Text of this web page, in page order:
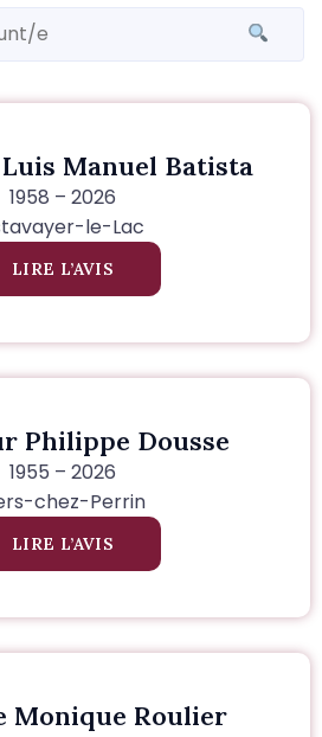
Manuel Batista
1958 – 2026
le-Lac
LIRE L’AVIS
Philippe Dousse
1955 – 2026
chez-Perrin
LIRE L’AVIS
Monique Roulier